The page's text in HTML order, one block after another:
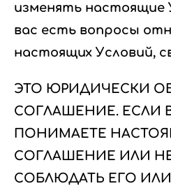
изменять настоящие
вас есть вопросы
настоящих Условий,
ЭТО ЮРИДИЧЕСКИ
СОГЛАШЕНИЕ. ЕСЛИ
ПОНИМАЕТЕ
СОГЛАШЕНИЕ ИЛИ
СОБЛЮДАТЬ ЕГО